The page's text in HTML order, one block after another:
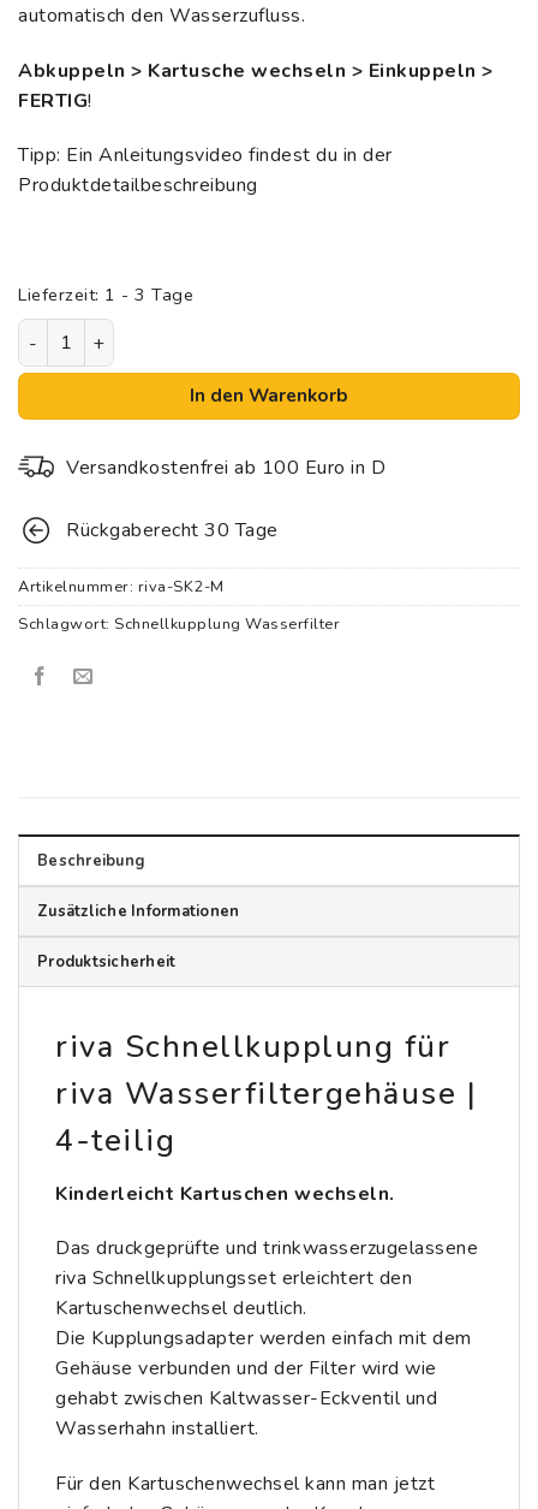
automatisch den Wasserzufluss.
Abkuppeln > Kartusche wechseln > Einkuppeln >
FERTIG!
Tipp: Ein Anleitungsvideo findest du in der
Produktdetailbeschreibung
Lieferzeit: 1 - 3 Tage
riva Schnellkupplung | 4-teilig Menge
In den Warenkorb
Versandkostenfrei ab 100 Euro in D
Rückgaberecht 30 Tage
Artikelnummer: riva-SK2-M
Schlagwort: Schnellkupplung Wasserfilter
Beschreibung
Zusätzliche Informationen
Produktsicherheit
riva Schnellkupplung für
riva Wasserfiltergehäuse |
4-teilig
Kinderleicht Kartuschen wechseln.
Das druckgeprüfte und trinkwasserzugelassene
riva Schnellkupplungsset erleichtert den
Kartuschenwechsel deutlich.
Die Kupplungsadapter werden einfach mit dem
Gehäuse verbunden und der Filter wird wie
gehabt zwischen Kaltwasser-Eckventil und
Wasserhahn installiert.
Für den Kartuschenwechsel kann man jetzt